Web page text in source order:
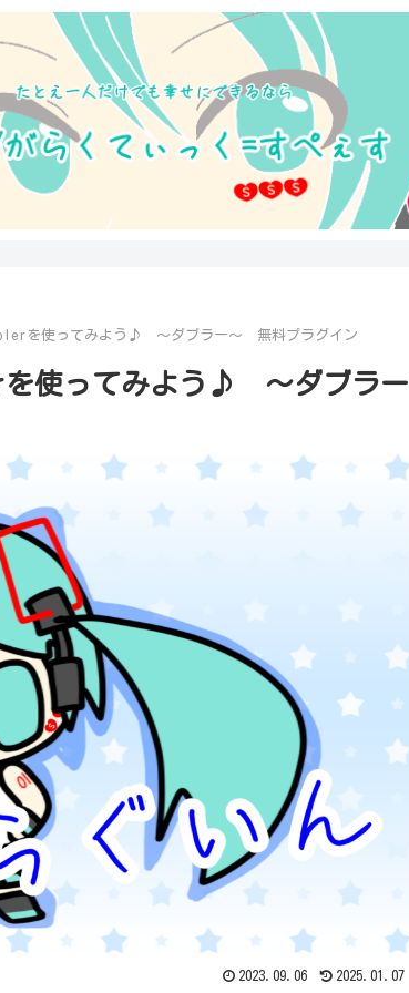
を使ってみよう♪ ～ダブラー～ 無料プラグイン
を使ってみよう♪ ～ダブラー
2023.09.06 2025.01.07